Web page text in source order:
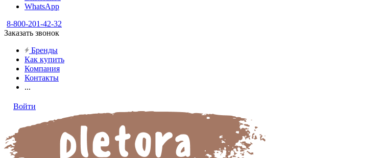
WhatsApp
8-800-201-42-32
Заказать звонок
Бренды
Как купить
Компания
Контакты
...
Войти